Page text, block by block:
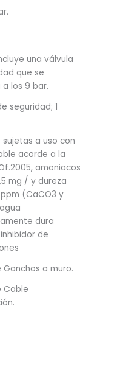
una válvula
que se
los 9 bar.
seguridad; 1
a uso con
acorde a la
amoniacos
mg / y dureza
ppm (CaCO3 y
dura
de
Ganchos a muro.
Cable